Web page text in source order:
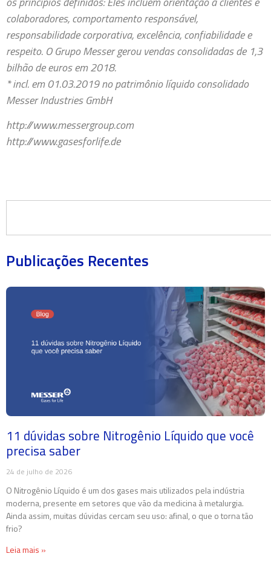
colaboradores, comportamento responsável,
responsabilidade corporativa, excelência, confiabilidade e
respeito. O Grupo Messer gerou vendas consolidadas de 1,3
bilhão de euros em 2018.
* incl. em 01.03.2019 no patrimônio líquido consolidado
Messer Industries GmbH
http://www.messergroup.com
http://www.gasesforlife.de
Publicações Recentes
11 dúvidas sobre Nitrogênio Líquido que você
precisa saber
24 de julho de 2026
O Nitrogênio Líquido é um dos gases mais utilizados pela indústria
moderna, presente em setores que vão da medicina à metalurgia.
Ainda assim, muitas dúvidas cercam seu uso: afinal, o que o torna tão
frio?
Leia mais »